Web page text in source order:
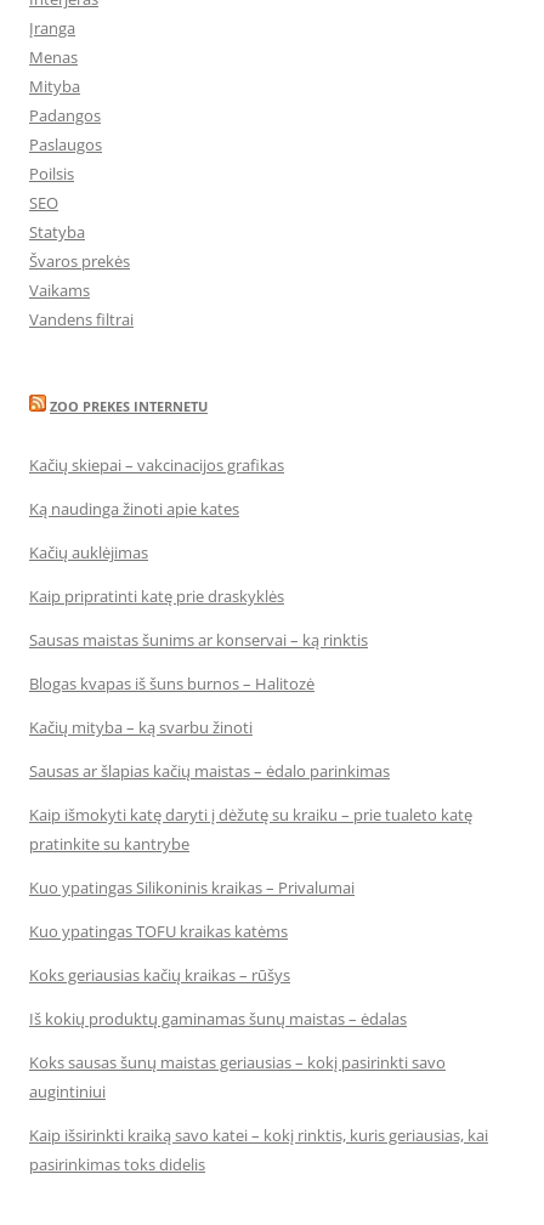
Įranga
Menas
Mityba
Padangos
Paslaugos
Poilsis
SEO
Statyba
Švaros prekės
Vaikams
Vandens filtrai
ZOO PREKES INTERNETU
Kačių skiepai – vakcinacijos grafikas
Ką naudinga žinoti apie kates
Kačių auklėjimas
Kaip pripratinti katę prie draskyklės
Sausas maistas šunims ar konservai – ką rinktis
Blogas kvapas iš šuns burnos – Halitozė
Kačių mityba – ką svarbu žinoti
Sausas ar šlapias kačių maistas – ėdalo parinkimas
Kaip išmokyti katę daryti į dėžutę su kraiku – prie tualeto katę
pratinkite su kantrybe
Kuo ypatingas Silikoninis kraikas – Privalumai
Kuo ypatingas TOFU kraikas katėms
Koks geriausias kačių kraikas – rūšys
Iš kokių produktų gaminamas šunų maistas – ėdalas
Koks sausas šunų maistas geriausias – kokį pasirinkti savo
augintiniui
Kaip išsirinkti kraiką savo katei – kokį rinktis, kuris geriausias, kai
pasirinkimas toks didelis